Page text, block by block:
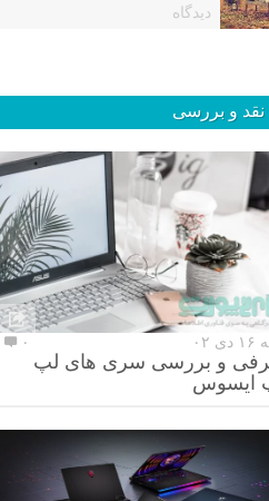
دیدگاه
و بررسی
۰۲ ۰
و بررسی سری های لپ
ایسوس